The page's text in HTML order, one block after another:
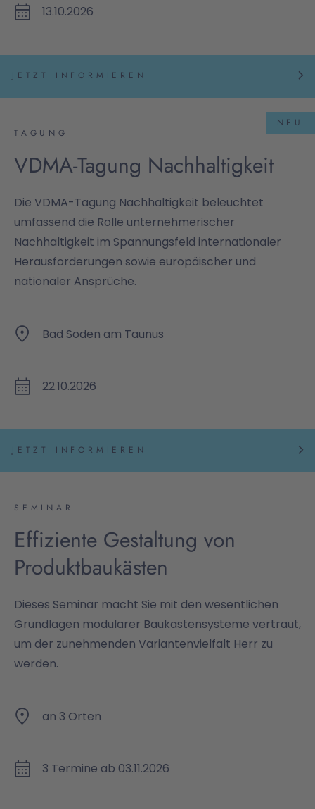
13.10.2026
JETZT INFORMIEREN
TAGUNG
VDMA-Tagung Nachhaltigkeit
NEU
Die VDMA-Tagung Nachhaltigkeit beleuchtet
umfassend die Rolle unternehmerischer
Nachhaltigkeit im Spannungsfeld internationaler
Herausforderungen sowie europäischer und
nationaler Ansprüche.
Bad Soden am Taunus
22.10.2026
JETZT INFORMIEREN
SEMINAR
Effiziente Gestaltung von
Produktbaukästen
Dieses Seminar macht Sie mit den wesentlichen
Grundlagen modularer Baukastensysteme vertraut,
um der zunehmenden Variantenvielfalt Herr zu
werden.
an 3 Orten
3 Termine ab 03.11.2026